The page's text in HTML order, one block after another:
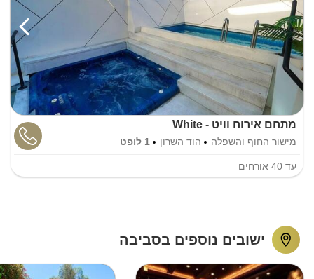
מתחם אירוח וויט - White
מישור החוף והשפלה הוד השרון 1 לופט
עד 40 אורחים
ישובים נוספים בסביבה